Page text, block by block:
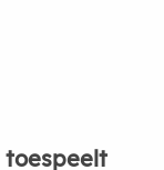
toespeelt